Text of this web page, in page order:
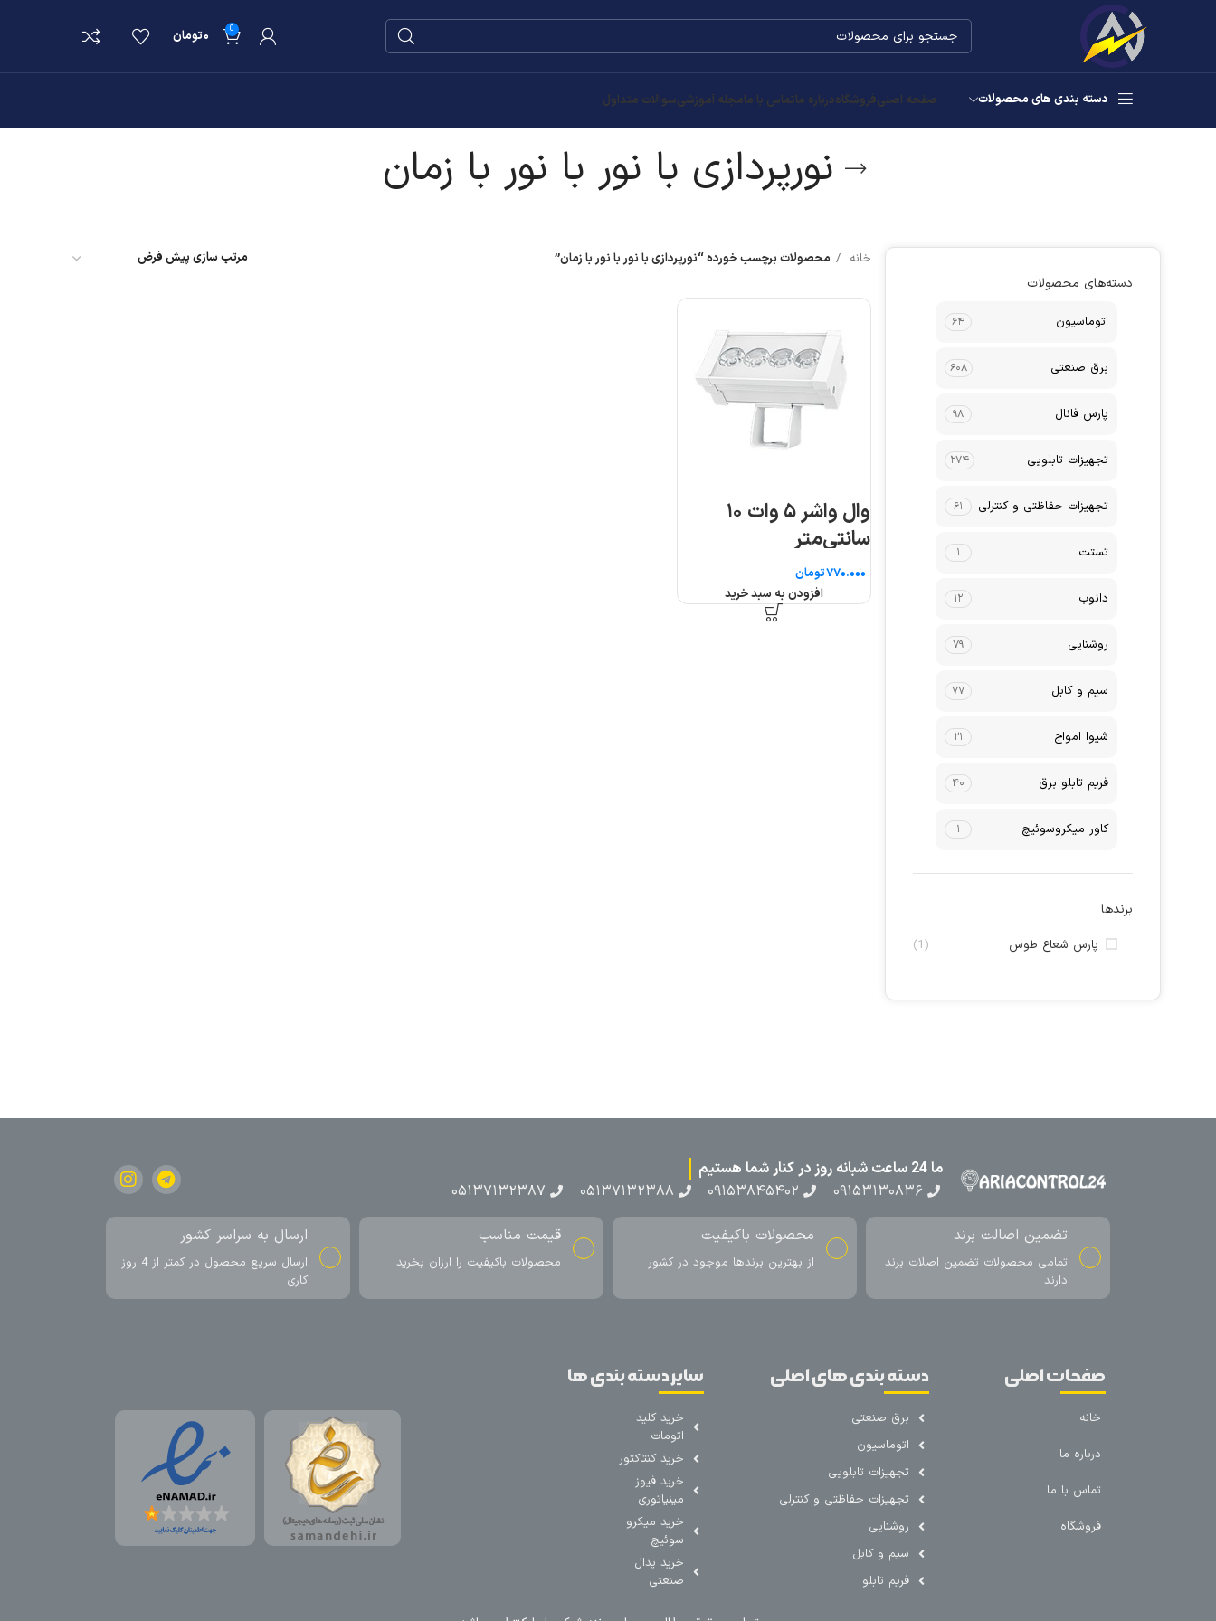
0 ۰تومان
دسته بندی های محصولات صفحه اصلیفروشگاهدرباره ماتماس با مامجله آموزشیسوالات متداول
نورپردازی با نور با نور با زمان
دسته‌های محصولات
اتوماسیون ۶۴
برق صنعتی ۶۰۸
پارس فانال ۹۸
تجهیزات تابلویی ۲۷۴
تجهیزات حفاظتی و کنترلی ۶۱
تستت ۱
دانوب ۱۲
روشنایی ۷۹
سیم و کابل ۷۷
شیوا امواج ۲۱
فریم تابلو برق ۴۰
کاور میکروسوئیچ ۱
برندها
پارس شعاع طوس (1)
خانه محصولات برچسب خورده “نورپردازی با نور با نور با زمان”
وال واشر ۵ وات ۱۰
سانتی‌متر
تومان
افزودن به سبد خرید
ما 24 ساعت شبانه روز در کنار شما هستیم
۰۹۱۵۳۱۳۰۸۳۶
۰۹۱۵۳۸۴۵۴۰۲ ۰۵۱۳۷۱۳۲۳۸۸ ۰۵۱۳۷۱۳۲۳۸۷
تضمین اصالت برند
تمامی محصولات تضمین اصلات برند
دارند
محصولات باکیفیت
از بهترین برندها موجود در کشور
قیمت مناسب
محصولات باکیفیت را ارزان بخرید
ارسال به سراسر کشور
ارسال سریع محصول در کمتر از 4 روز
کاری
صفحات اصلی
خانه
درباره ما
تماس با ما
فروشگاه
دسته بندی های اصلی
برق صنعتی
اتوماسیون
تجهیزات تابلویی
تجهیزات حفاظتی و کنترلی
روشنایی
سیم و کابل
فریم تابلو
سایر دسته بندی ها
خرید کلید
اتومات
خرید کنتاکتور
خرید فیوز
مینیاتوری
خرید میکرو
سوئیچ
خرید پدال
صنعتی